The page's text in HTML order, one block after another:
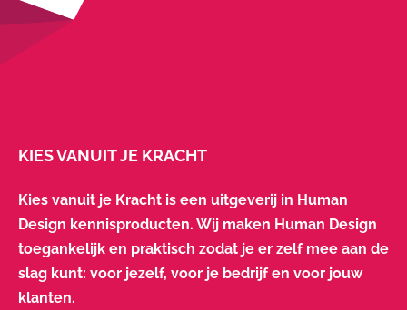
KIES VANUIT JE KRACHT
Kies vanuit je Kracht is een uitgeverij in Human
Design kennisproducten. Wij maken Human Design
toegankelijk en praktisch zodat je er zelf mee aan de
slag kunt: voor jezelf, voor je bedrijf en voor jouw
klanten.